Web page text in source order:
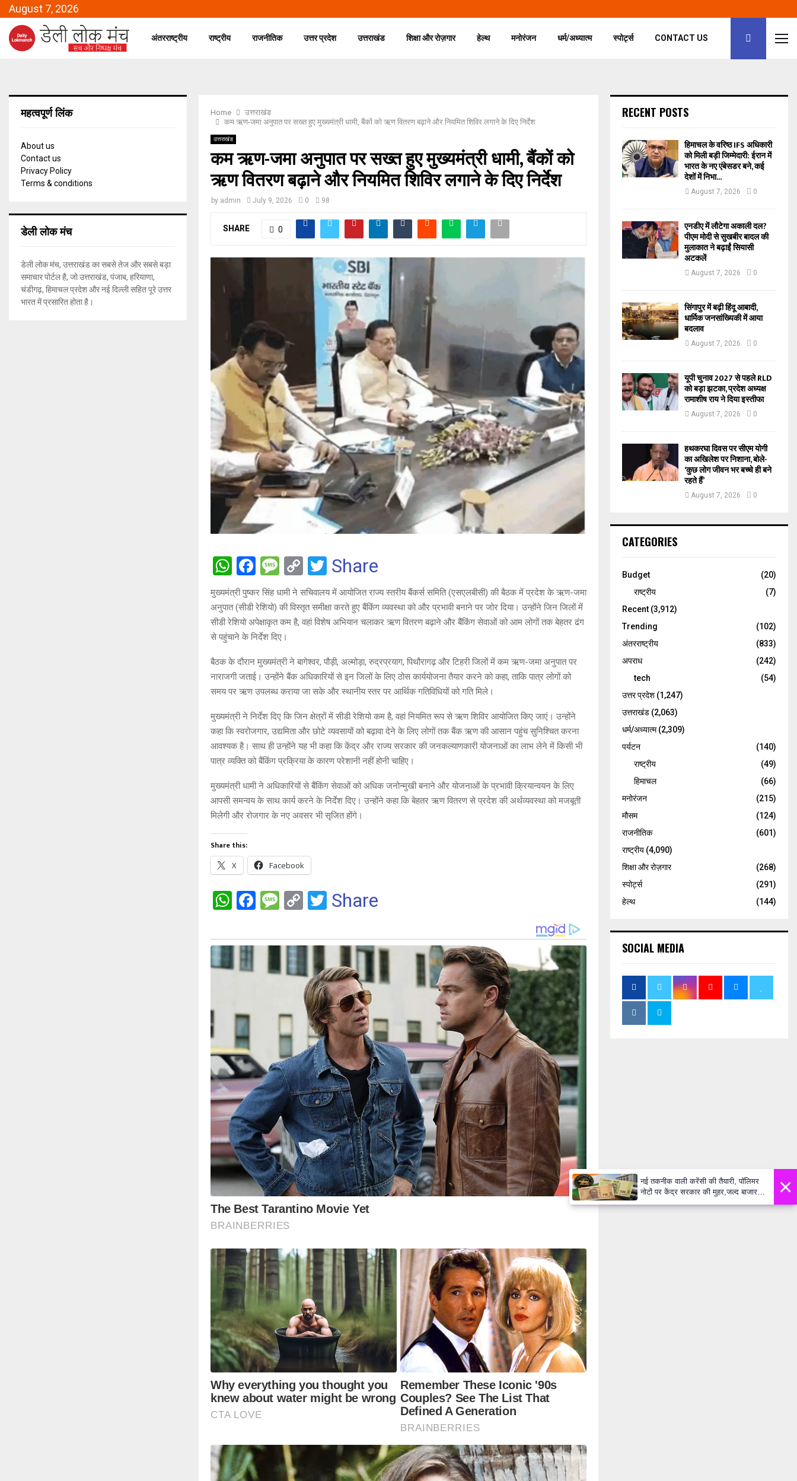
August 7, 2026
अंतरराष्ट्रीय राष्ट्रीय राजनीतिक उत्तर प्रदेश उत्तराखंड शिक्षा और रोज़गार हेल्थ मनोरंजन धर्म/अध्यात्म स्पोर्ट्स CONTACT US
Home
उत्तराखंड
कम ऋण-जमा अनुपात पर सख्त हुए मुख्यमंत्री धामी, बैंकों को ऋण वितरण बढ़ाने और नियमित शिविर लगाने के दिए निर्देश
उत्तराखंड
कम ऋण-जमा अनुपात पर सख्त हुए मुख्यमंत्री धामी, बैंकों को
ऋण वितरण बढ़ाने और नियमित शिविर लगाने के दिए निर्देश
by admin July 9, 2026 0 98
SHARE 0
W
h
at
s
A
p
p
F
a
ce
b
o
o
k
M
es
s
a
g
e
C
o
py
Li
k
T
wi
tt
er
Share
मुख्यमंत्री पुष्कर सिंह धामी ने सचिवालय में आयोजित राज्य स्तरीय बैंकर्स समिति (एसएलबीसी) की बैठक में प्रदेश के ऋण-जमा
अनुपात (सीडी रेशियो) की विस्तृत समीक्षा करते हुए बैंकिंग व्यवस्था को और प्रभावी बनाने पर जोर दिया। उन्होंने जिन जिलों में
सीडी रेशियो अपेक्षाकृत कम है, वहां विशेष अभियान चलाकर ऋण वितरण बढ़ाने और बैंकिंग सेवाओं को आम लोगों तक बेहतर ढंग
से पहुंचाने के निर्देश दिए।
बैठक के दौरान मुख्यमंत्री ने बागेश्वर, पौड़ी, अल्मोड़ा, रुद्रप्रयाग, पिथौरागढ़ और टिहरी जिलों में कम ऋण-जमा अनुपात पर
नाराजगी जताई। उन्होंने बैंक अधिकारियों से इन जिलों के लिए ठोस कार्ययोजना तैयार करने को कहा, ताकि पात्र लोगों को
समय पर ऋण उपलब्ध कराया जा सके और स्थानीय स्तर पर आर्थिक गतिविधियों को गति मिले।
मुख्यमंत्री ने निर्देश दिए कि जिन क्षेत्रों में सीडी रेशियो कम है, वहां नियमित रूप से ऋण शिविर आयोजित किए जाएं। उन्होंने
कहा कि स्वरोजगार, उद्यमिता और छोटे व्यवसायों को बढ़ावा देने के लिए लोगों तक बैंक ऋण की आसान पहुंच सुनिश्चित करना
आवश्यक है। साथ ही उन्होंने यह भी कहा कि केंद्र और राज्य सरकार की जनकल्याणकारी योजनाओं का लाभ लेने में किसी भी
पात्र व्यक्ति को बैंकिंग प्रक्रिया के कारण परेशानी नहीं होनी चाहिए।
मुख्यमंत्री धामी ने अधिकारियों से बैंकिंग सेवाओं को अधिक जनोन्मुखी बनाने और योजनाओं के प्रभावी क्रियान्वयन के लिए
आपसी समन्वय के साथ कार्य करने के निर्देश दिए। उन्होंने कहा कि बेहतर ऋण वितरण से प्रदेश की अर्थव्यवस्था को मजबूती
मिलेगी और रोजगार के नए अवसर भी सृजित होंगे।
Share this:
X Facebook
W
at
s
A
p
F
ce
M
s
a
g
C
py
n
k
T
tt
er
Share
महत्वपूर्ण लिंक
About us
Contact us
Privacy Policy
Terms & conditions
डेली लोक मंच
डेली लोक मंच, उत्तराखंड का सबसे तेज और सबसे बड़ा
समाचार पोर्टल है, जो उत्तराखंड, पंजाब, हरियाणा,
चंडीगढ़, हिमाचल प्रदेश और नई दिल्ली सहित पूरे उत्तर
भारत में प्रसारित होता है।
RECENT POSTS
हिमाचल के वरिष्ठ IFS अधिकारी
को मिली बड़ी जिम्मेदारी: ईरान में
भारत के नए एंबेसडर बने, कई
देशों में निभा...
August 7, 2026 0
एनडीए में लौटेगा अकाली दल?
पीएम मोदी से सुखबीर बादल की
मुलाकात ने बढ़ाईं सियासी
अटकलें
August 7, 2026 0
सिंगापुर में बढ़ी हिंदू आबादी,
धार्मिक जनसांख्यिकी में आया
बदलाव
August 7, 2026 0
यूपी चुनाव 2027 से पहले RLD
को बड़ा झटका, प्रदेश अध्यक्ष
रामाशीष राय ने दिया इस्तीफा
August 7, 2026 0
हथकरघा दिवस पर सीएम योगी
का अखिलेश पर निशाना, बोले-
‘कुछ लोग जीवन भर बच्चे ही बने
रहते हैं’
August 7, 2026 0
CATEGORIES
Budget
(20)
राष्ट्रीय
(7)
Recent (3,912)
Trending
(102)
अंतरराष्ट्रीय
(833)
अपराध
(242)
tech
(54)
उत्तर प्रदेश(1,247)
उत्तराखंड (2,063)
धर्म/अध्यात्म(2,309)
पर्यटन
(140)
राष्ट्रीय
(49)
हिमाचल
(66)
मनोरंजन
(215)
मौसम
(124)
राजनीतिक
(601)
राष्ट्रीय (4,090)
शिक्षा और रोज़गार
(268)
स्पोर्ट्स
(291)
हेल्थ
(144)
SOCIAL MEDIA
×
नई तकनीक वाली करेंसी की तैयारी, पॉलिमर
नोटों पर केंद्र सरकार की मुहर,जल्द बाजार में
दिखेंगे प्लास्टिक के ₹10 और ₹20 के नोट -